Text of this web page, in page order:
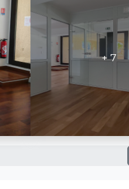
+ 7